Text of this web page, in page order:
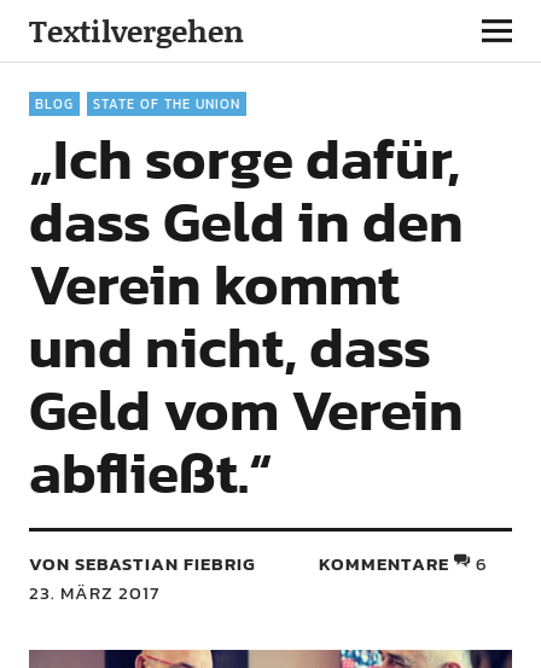
Textilvergehen
BLOG STATE OF THE UNION
„Ich sorge dafür,
dass Geld in den
Verein kommt
und nicht, dass
Geld vom Verein
abfließt.“
VON SEBASTIAN FIEBRIG
23. MÄRZ 2017
KOMMENTARE 6